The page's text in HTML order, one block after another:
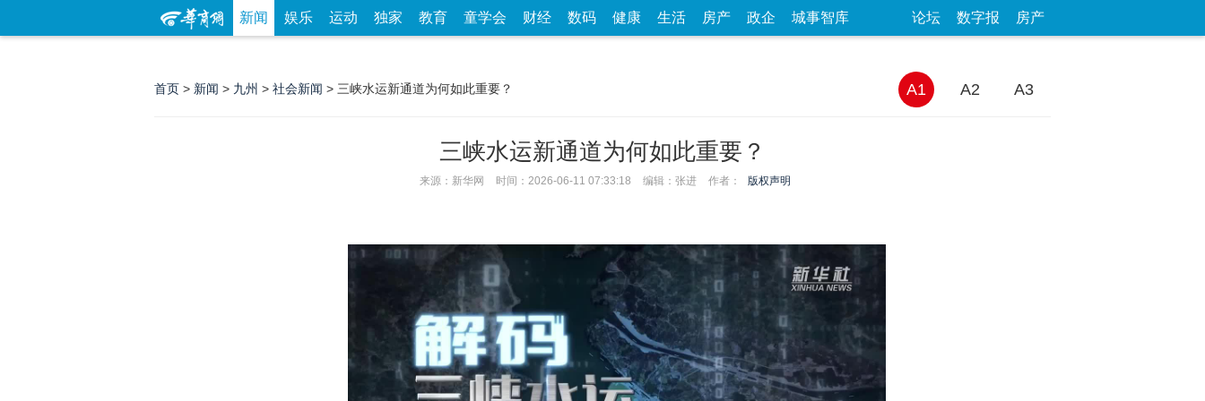
新闻 娱乐 运动 独家 教育 童学会 财经 数码 健康 生活 房产 政企 城事智库 论坛 数字报 房产
首页 > 新闻 > 九州 > 社会新闻 > 三峡水运新通道为何如此重要？ A1 A2 A3
三峡水运新通道为何如此重要？
来源：新华网 时间：2026-06-11 07:33:18 编辑：张进 作者： 版权声明